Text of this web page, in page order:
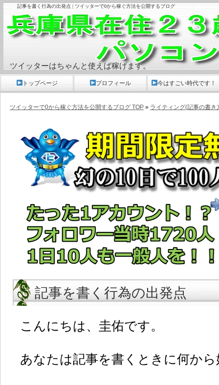
記事を書く行為の出発点 | ツイッターで0から稼ぐ方法を公開するブログ
記事を書く行為の出発点
こんにちは、圭佑です。
あなたは記事を書くときに何か
ツイッターで0から稼ぐ方法を公開するブログ TOP » ライティング(記事の書き
ツイッターはちゃんと使えば稼げます。
トップページ プロフィール 今はすごい時代です！